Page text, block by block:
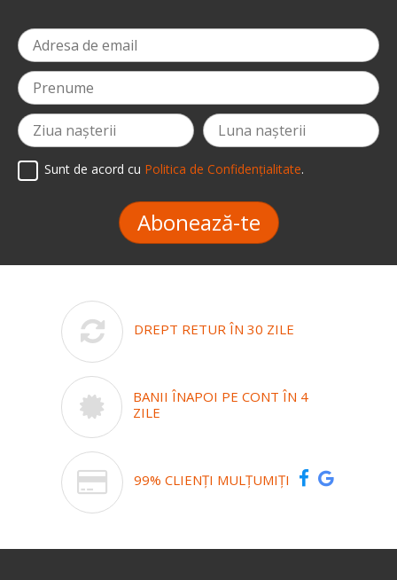
Sunt de acord cu Politica de Confidențialitate.
Abonează-te
DREPT RETUR ÎN 30 ZILE
BANII ÎNAPOI PE CONT ÎN 4
ZILE
99% CLIENȚI MULȚUMIȚI